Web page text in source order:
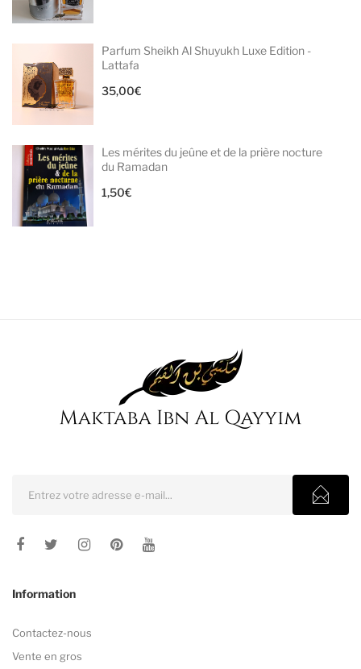
Parfum Sheikh Al Shuyukh Luxe Edition -
Lattafa
35,00€
Les mérites du jeûne et de la prière nocture
du Ramadan
1,50€
Information
Contactez-nous
Vente en gros